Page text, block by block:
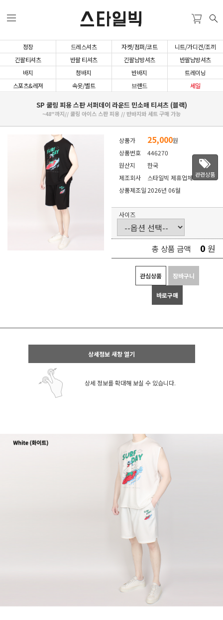
스타일빅
정장 드레스셔츠 자켓/점퍼/코트
니트/가디건/조끼
긴팔티셔츠
반팔 티셔츠 긴팔남방셔츠
반팔남방셔츠
바지
청바지 반바지
트레이닝
스포츠&레져
속옷/벨트 브랜드 세일
SP 쿨링 피용 스판 서퍼데이 라운드 민소매 티셔츠 (블랙)
~48"까지// 쿨링 아이스 스판 피용 // 반바지와 세트 구매 가능
상품가 25,000원
상품번호
446270
원산지
한국
제조회사
스타일빅 제휴업체
상품제조일 2026년 06월
관련상품
사이즈
총 상품 금액 0 원
관심상품 장바구니
바로구매
상세정보 새창 열기
상세 정보를 확대해 보실 수 있습니다.